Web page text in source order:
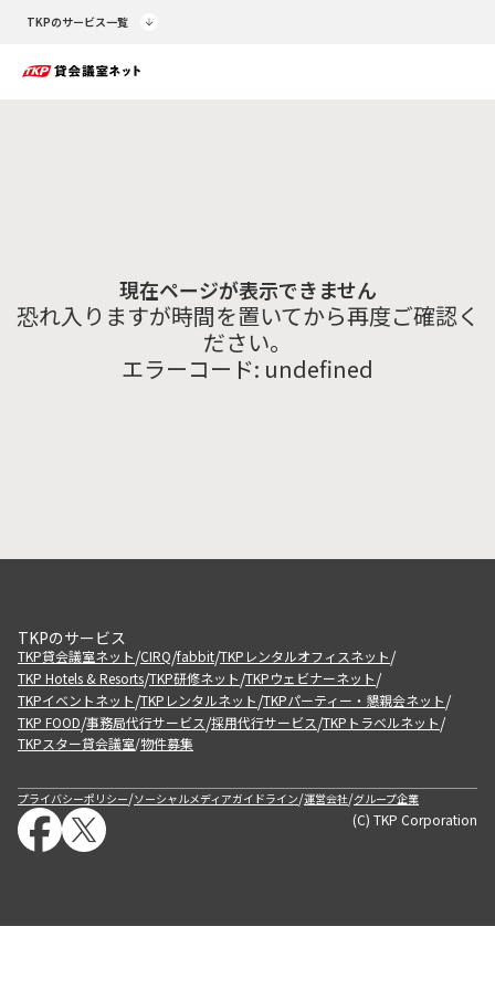
TKPのサービス一覧
現在ページが表示できません
恐れ入りますが時間を置いてから再度ご確認く
ださい。
エラーコード: undefined
TKPのサービス
TKP貸会議室ネット/CIRQ/fabbit/TKPレンタルオフィスネット/
TKP Hotels & Resorts/TKP研修ネット/TKPウェビナーネット/
TKPイベントネット/TKPレンタルネット/TKPパーティー・懇親会ネット/
TKP FOOD/事務局代行サービス/採用代行サービス/TKPトラベルネット/
TKPスター貸会議室/物件募集
プライバシーポリシー/ソーシャルメディアガイドライン/運営会社/グループ企業
(C) TKP Corporation